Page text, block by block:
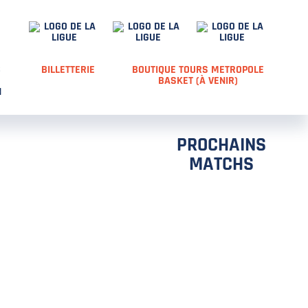
BILLETTERIE BOUTIQUE TOURS METROPOLE
BASKET (À VENIR)
PROCHAINS
MATCHS